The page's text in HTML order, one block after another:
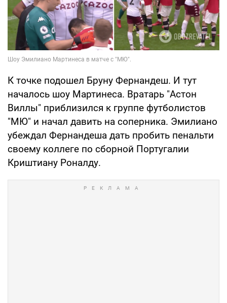
К точке подошел Бруну Фернандеш. И тут
началось шоу Мартинеса. Вратарь "Астон
Виллы" приблизился к группе футболистов
"МЮ" и начал давить на соперника. Эмилиано
убеждал Фернандеша дать пробить пенальти
своему коллеге по сборной Португалии
Криштиану Роналду.